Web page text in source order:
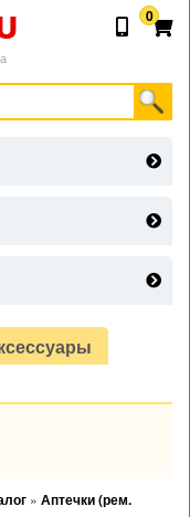
0
» Аптечки (рем.